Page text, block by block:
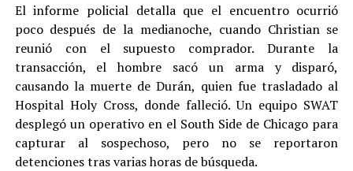
El informe policial detalla que el encuentro ocurrió
poco después de la medianoche, cuando Christian se
reunió con el supuesto comprador. Durante la
transacción, el hombre sacó un arma y disparó,
causando la muerte de Durán, quien fue trasladado al
Hospital Holy Cross, donde falleció. Un equipo SWAT
desplegó un operativo en el South Side de Chicago para
capturar al sospechoso, pero no se reportaron
detenciones tras varias horas de búsqueda.